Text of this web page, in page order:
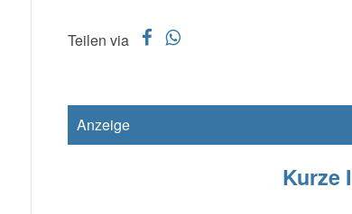
Teilen via f w
Anzeige
Kurze